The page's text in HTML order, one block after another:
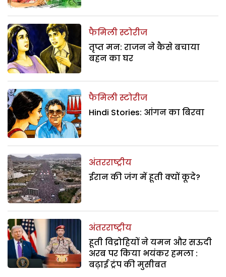
फैमिली स्टोरीज
तृप्त मन: राजन ने कैसे बचाया
बहन का घर
फैमिली स्टोरीज
Hindi Stories: आंगन का बिरवा
अंतरराष्ट्रीय
ईरान की जंग में हूती क्यों कूदे?
अंतरराष्ट्रीय
हूती विद्रोहियों ने यमन और सऊदी
अरब पर किया भयंकर हमला :
बढ़ाई ट्रंप की मुसीबत